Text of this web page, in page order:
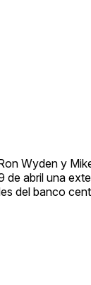
Wyden y
de abril una
del banco